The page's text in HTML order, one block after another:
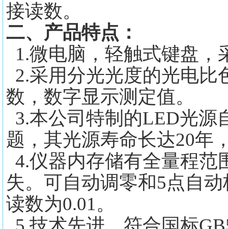
接读数。
二、产品特点：
1.微电脑，轻触式键盘，
2.采用分光光度的光电比
数，数字显示测定值。
3.本公司特制的LED光源
题，其光源寿命长达20年
4.仪器内存储有全量程范
失。可自动调零和5点自
读数为0.01。